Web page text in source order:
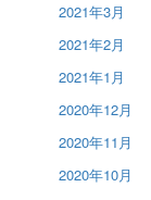
2021年3月
2021年2月
2021年1月
2020年12月
2020年11月
2020年10月